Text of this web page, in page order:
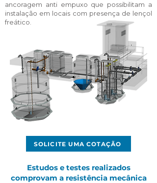
ancoragem anti empuxo que possibilitam a
instalação em locais com presença de lençol
freático.
SOLICITE UMA COTAÇÃO
Estudos e testes realizados
comprovam a resistência mecânica